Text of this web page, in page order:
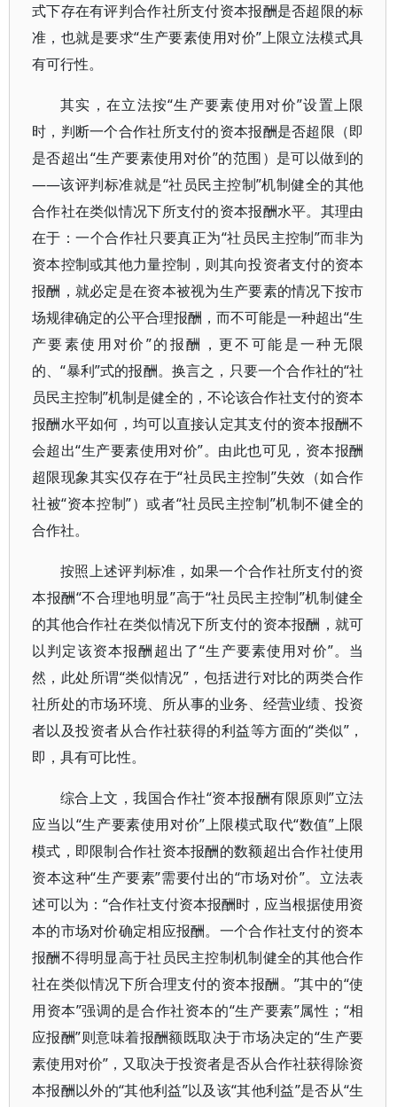
式下存在有评判合作社所支付资本报酬是否超限的标
准，也就是要求“生产要素使用对价”上限立法模式具
有可行性。
其实，在立法按“生产要素使用对价”设置上限
时，判断一个合作社所支付的资本报酬是否超限（即
是否超出“生产要素使用对价”的范围）是可以做到的
——该评判标准就是“社员民主控制”机制健全的其他
合作社在类似情况下所支付的资本报酬水平。其理由
在于：一个合作社只要真正为“社员民主控制”而非为
资本控制或其他力量控制，则其向投资者支付的资本
报酬，就必定是在资本被视为生产要素的情况下按市
场规律确定的公平合理报酬，而不可能是一种超出“生
产要素使用对价”的报酬，更不可能是一种无限
的、“暴利”式的报酬。换言之，只要一个合作社的“社
员民主控制”机制是健全的，不论该合作社支付的资本
报酬水平如何，均可以直接认定其支付的资本报酬不
会超出“生产要素使用对价”。由此也可见，资本报酬
超限现象其实仅存在于“社员民主控制”失效（如合作
社被“资本控制”）或者“社员民主控制”机制不健全的
合作社。
按照上述评判标准，如果一个合作社所支付的资
本报酬“不合理地明显”高于“社员民主控制”机制健全
的其他合作社在类似情况下所支付的资本报酬，就可
以判定该资本报酬超出了“生产要素使用对价”。当
然，此处所谓“类似情况”，包括进行对比的两类合作
社所处的市场环境、所从事的业务、经营业绩、投资
者以及投资者从合作社获得的利益等方面的“类似”，
即，具有可比性。
综合上文，我国合作社“资本报酬有限原则”立法
应当以“生产要素使用对价”上限模式取代“数值”上限
模式，即限制合作社资本报酬的数额超出合作社使用
资本这种“生产要素”需要付出的“市场对价”。立法表
述可以为：“合作社支付资本报酬时，应当根据使用资
本的市场对价确定相应报酬。一个合作社支付的资本
报酬不得明显高于社员民主控制机制健全的其他合作
社在类似情况下所合理支付的资本报酬。”其中的“使
用资本”强调的是合作社资本的“生产要素”属性；“相
应报酬”则意味着报酬额既取决于市场决定的“生产要
素使用对价”，又取决于投资者是否从合作社获得除资
本报酬以外的“其他利益”以及该“其他利益”是否从“生